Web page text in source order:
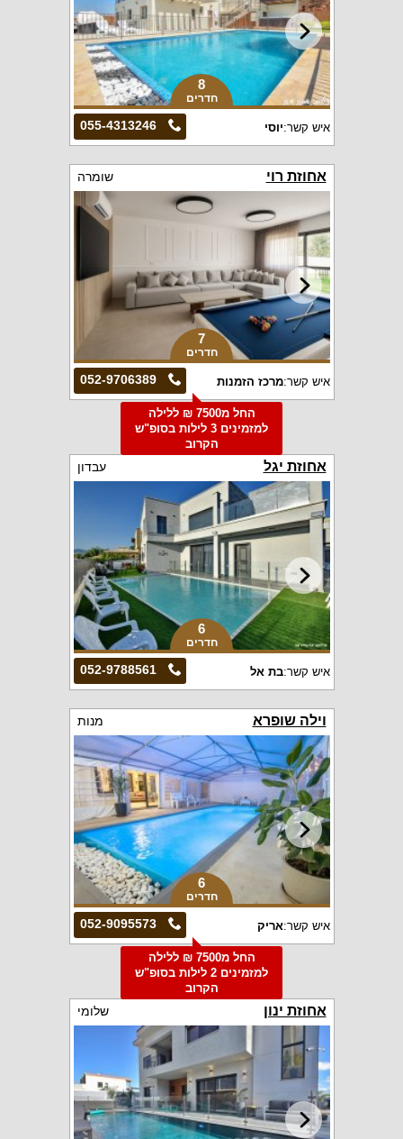
8
חדרים
055-4313246 איש קשר:יוסי
אחוזת רוי שומרה
7
חדרים
052-9706389 איש קשר:מרכז הזמנות
החל מ7500 ₪ ללילה
למזמינים 3 לילות בסופ"ש
הקרוב
אחוזת יגל עבדון
6
חדרים
052-9788561 איש קשר:בת אל
וילה שופרא מנות
6
חדרים
052-9095573 איש קשר:אריק
החל מ7500 ₪ ללילה
למזמינים 2 לילות בסופ"ש
הקרוב
אחוזת ינון שלומי